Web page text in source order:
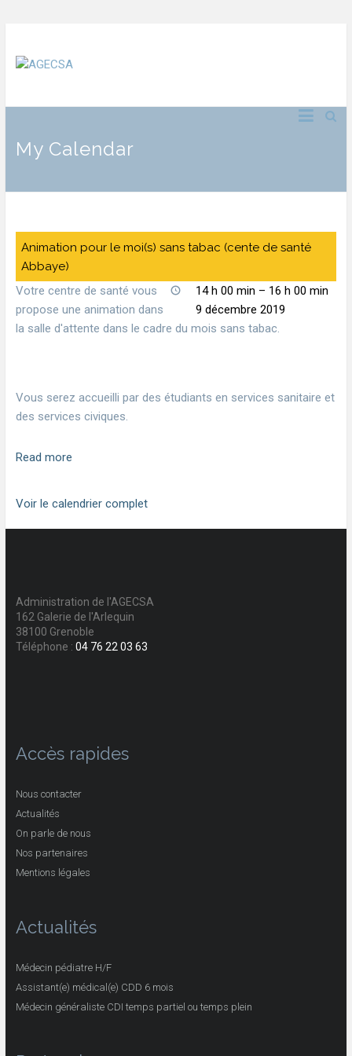
My Calendar
Animation pour le moi(s) sans tabac (cente de santé
Abbaye)
14 h 00 min – 16 h 00 min
9 décembre 2019
Votre centre de santé vous
propose une animation dans
la salle d'attente dans le cadre du mois sans tabac.
Vous serez accueilli par des étudiants en services sanitaire et
des services civiques.
Read more
Voir le calendrier complet
Administration de l'AGECSA
162 Galerie de l'Arlequin
38100 Grenoble
Téléphone : 04 76 22 03 63
Accès rapides
Nous contacter
Actualités
On parle de nous
Nos partenaires
Mentions légales
Actualités
Médecin pédiatre H/F
Assistant(e) médical(e) CDD 6 mois
Médecin généraliste CDI temps partiel ou temps plein